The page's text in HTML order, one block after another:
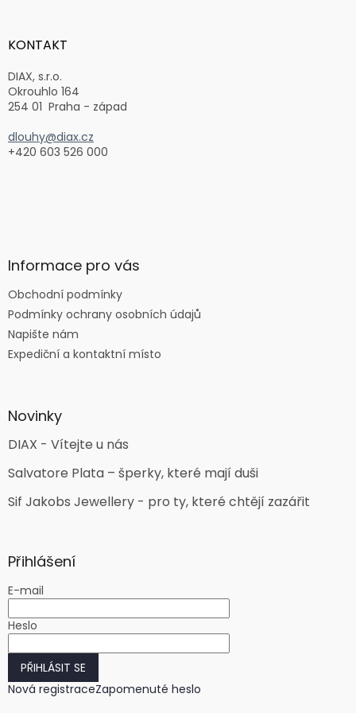
aKONTAKT
DIAX, s.r.o.
Okrouhlo 164
254 01 Praha - západ
dlouhy@diax.cz
+420 603 526 000
Informace pro vás
Obchodní podmínky
Podmínky ochrany osobních údajů
Napište nám
Expediční a kontaktní místo
Novinky
DIAX - Vítejte u nás
Salvatore Plata – šperky, které mají duši
Sif Jakobs Jewellery - pro ty, které chtějí zazářit
Přihlášení
E-mail
Heslo
PŘIHLÁSIT SE
Nová registraceZapomenuté heslo